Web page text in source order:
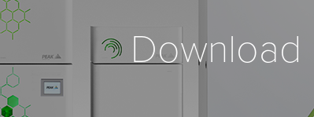
Download